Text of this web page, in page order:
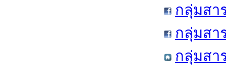
กลุ่มสา
กลุ่มสา
กลุ่มสา